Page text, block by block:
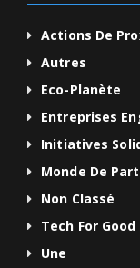
Actions De
Autres
Eco-Planète
Entreprises
Initiatives
Monde De
Non Classé
Tech For Good
Une